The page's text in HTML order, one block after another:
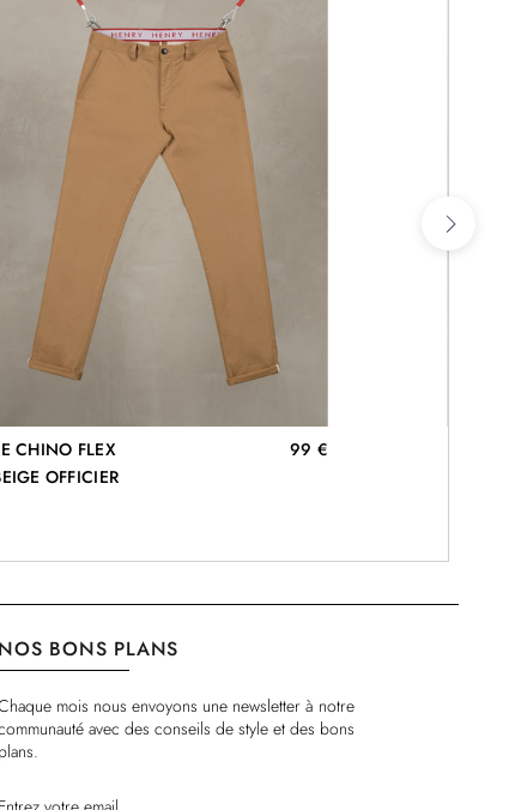
CHINO FLEX
OFFICIER
99 €
NOS BONS PLANS
mois nous envoyons une newsletter à notre
avec des conseils de style et des bons
plans.